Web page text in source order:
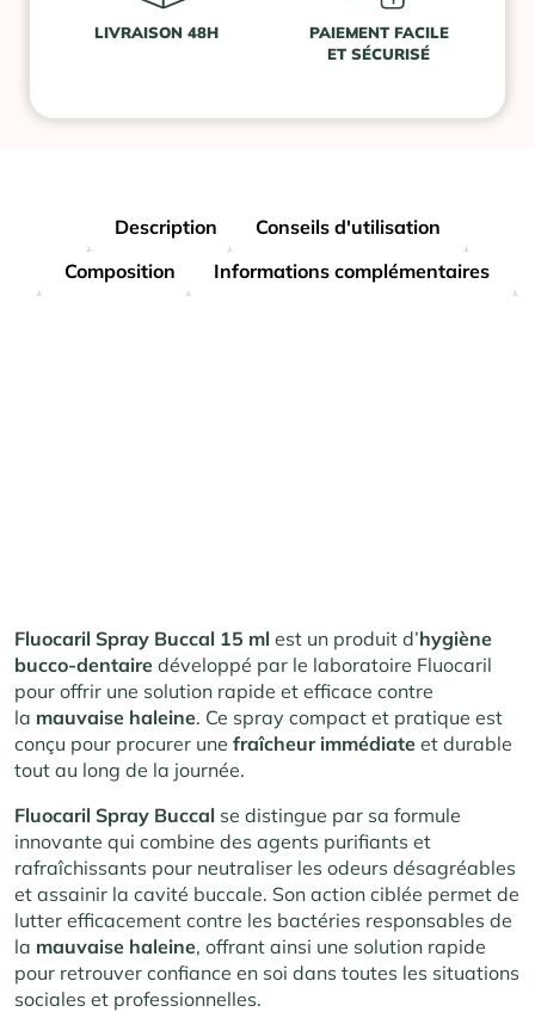
LIVRAISON 48H
PAIEMENT FACILE
ET SÉCURISÉ
Description
Conseils d'utilisation
Composition
Informations complémentaires
Fluocaril Spray Buccal 15 ml est un produit d’hygiène
bucco-dentaire développé par le laboratoire Fluocaril
pour offrir une solution rapide et efficace contre
la mauvaise haleine. Ce spray compact et pratique est
conçu pour procurer une fraîcheur immédiate et durable
tout au long de la journée.
Fluocaril Spray Buccal se distingue par sa formule
innovante qui combine des agents purifiants et
rafraîchissants pour neutraliser les odeurs désagréables
et assainir la cavité buccale. Son action ciblée permet de
lutter efficacement contre les bactéries responsables de
la mauvaise haleine, offrant ainsi une solution rapide
pour retrouver confiance en soi dans toutes les situations
sociales et professionnelles.